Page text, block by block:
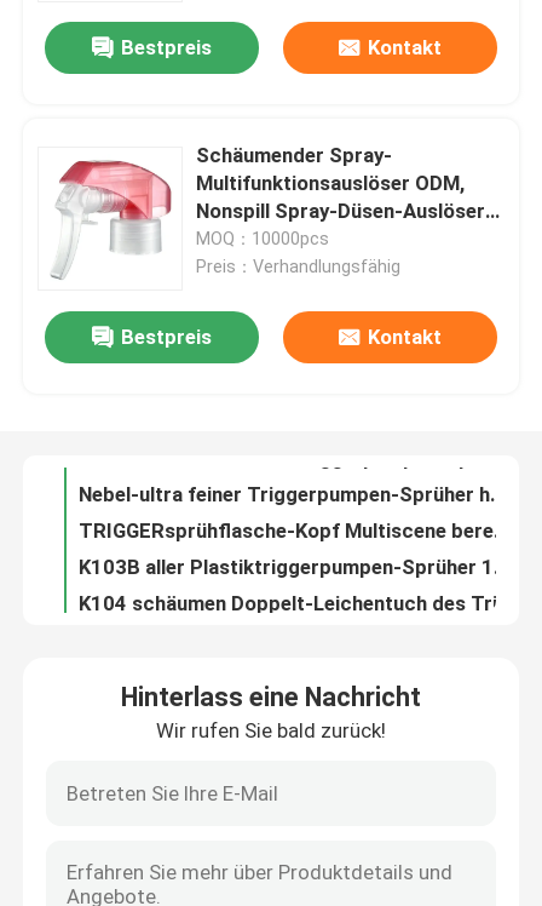
Heim
Produkte
Über uns
Qualitätskontrolle
Rechtssachen
Triggerpumpensprüher
Bestpreis Kontakt
Schäumender Spray-
Multifunktionsauslöser ODM,
Nonspill Spray-Düsen-Auslöser
für Flasche
MOQ：10000pcs
Preis：Verhandlungsfähig
Bestpreis Kontakt
Multi Funktions-blauer Triggerpumpen-Sprüher Vielzweck für Waschanlage
Doppelter Spray-Triggerkopf des Leichentuch-1.5cc, Vielzweckspray-Düsen-Auslöser
Aluminiumlotions-Zufuhr-Pumpen-Ersatz-Multifunktionslanglebiges gut
Hinterlass eine Nachricht
Wir rufen Sie bald zurück!